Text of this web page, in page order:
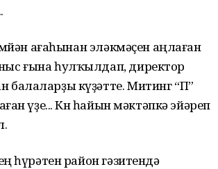
ағаһынан эләкмәҫен аңлаған
ғына һулҡылдап, директор
балаларҙы күҙәтте. Митинг “П”
үҙе... Көн һайын мәктәпкә эйәреп
һүрәтен район гәзитендә